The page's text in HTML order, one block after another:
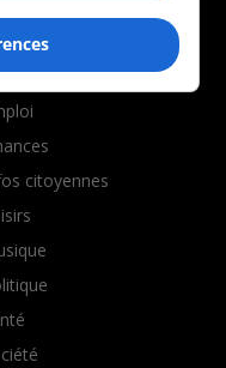
vivre
être
citoyennes